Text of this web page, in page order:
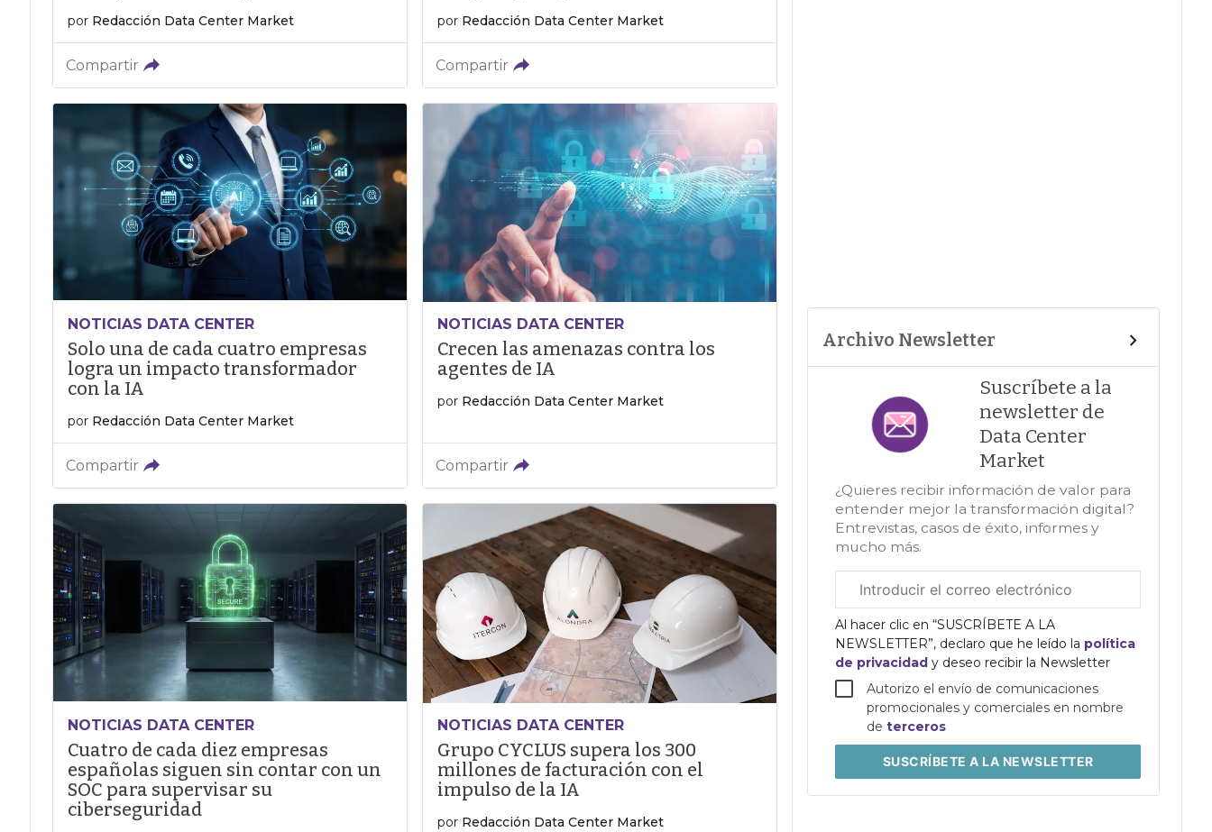
por Redacción Data Center Market
Compartir
por Redacción Data Center Market
Compartir
NOTICIAS DATA CENTER
Solo una de cada cuatro empresas
logra un impacto transformador
con la IA
por Redacción Data Center Market
Compartir
NOTICIAS DATA CENTER
Crecen las amenazas contra los
agentes de IA
por Redacción Data Center Market
Compartir
NOTICIAS DATA CENTER
Cuatro de cada diez empresas
españolas siguen sin contar con un
SOC para supervisar su
ciberseguridad
NOTICIAS DATA CENTER
Grupo CYCLUS supera los 300
millones de facturación con el
impulso de la IA
por Redacción Data Center Market
Archivo Newsletter
Suscríbete a la
newsletter de
Data Center
Market
¿Quieres recibir información de valor para
entender mejor la transformación digital?
Entrevistas, casos de éxito, informes y
mucho más.
electrónico
corporativo
Al hacer clic en “SUSCRÍBETE A LA
NEWSLETTER”, declaro que he leído la política
de privacidady deseo recibir la Newsletter
Autorizo el envío de comunicaciones
promocionales y comerciales en nombre
deterceros
SUSCRÍBETEA LA NEWSLETTER